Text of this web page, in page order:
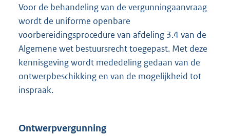
Voor de behandeling van de vergunningaanvraag
wordt de uniforme openbare
voorbereidingsprocedure van afdeling 3.4 van de
Algemene wet bestuursrecht toegepast. Met deze
kennisgeving wordt mededeling gedaan van de
ontwerpbeschikking en van de mogelijkheid tot
inspraak.
Ontwerpvergunning